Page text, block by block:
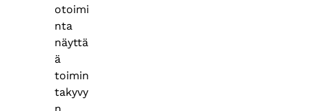
otoimi
nta
näyttä
ä
toimin
takyvy
n